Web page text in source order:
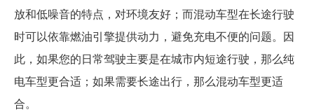
放和低噪音的特点，对环境友好；而混动车型在长途行驶
时可以依靠燃油引擎提供动力，避免充电不便的问题。因
此，如果您的日常驾驶主要是在城市内短途行驶，那么纯
电车型更合适；如果需要长途出行，那么混动车型更适
合。